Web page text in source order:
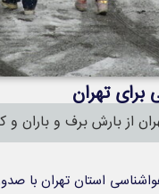
تهران
و باران و کاهش دما تا ۱۵ درجه
استان تهران با